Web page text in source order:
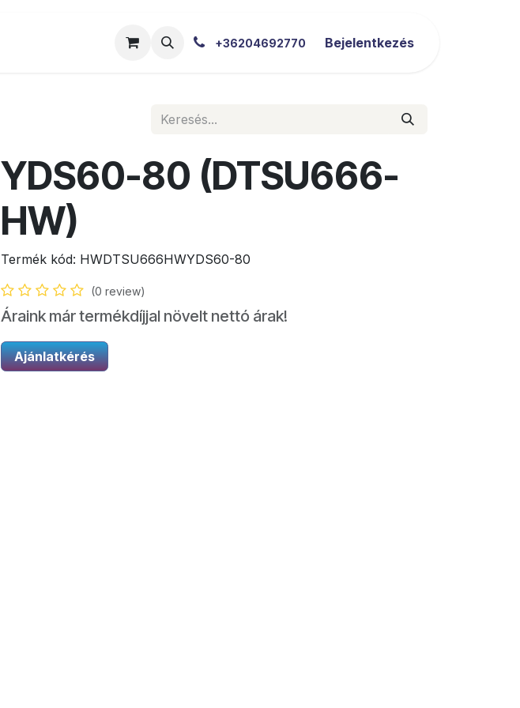
Szakértői Blog Letöltések
+36204692770 Bejelentkezés
YDS60-80 (DTSU666-
HW)
Termék kód: HWDTSU666HWYDS60-80
(0 review)
Áraink már termékdíjjal növelt nettó árak!
Ajánlatkérés